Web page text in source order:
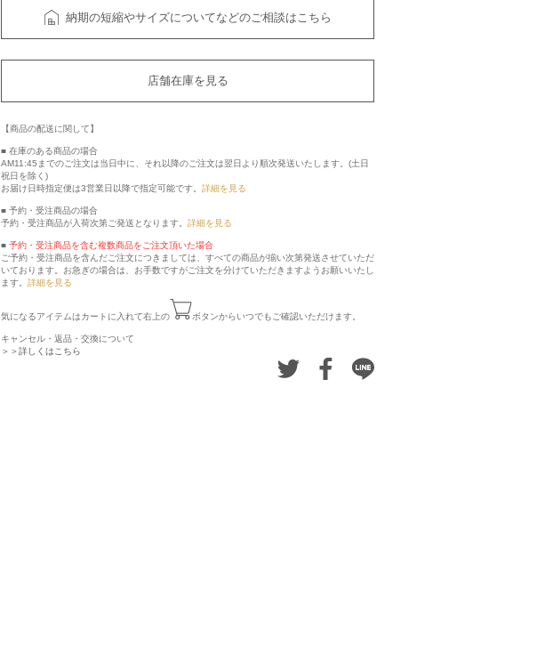
納期の短縮やサイズについてなどのご相談はこちら
店舗在庫を見る
【商品の配送に関して】
■ 在庫のある商品の場合
AM11:45までのご注文は当日中に、それ以降のご注文は翌日より順次発送いたします。(土日
祝日を除く)
お届け日時指定便は3営業日以降で指定可能です。 詳細を見る
■ 予約・受注商品の場合
予約・受注商品が入荷次第ご発送となります。 詳細を見る
■ 予約・受注商品を含む複数商品をご注文頂いた場合
ご予約・受注商品を含んだご注文につきましては、すべての商品が揃い次第発送させていただ
いております。お急ぎの場合は、お手数ですがご注文を分けていただきますようお願いいたし
ます。 詳細を見る
気になるアイテムはカートに入れて右上の ボタンからいつでもご確認いただけます。
キャンセル・返品・交換について
＞＞詳しくはこちら